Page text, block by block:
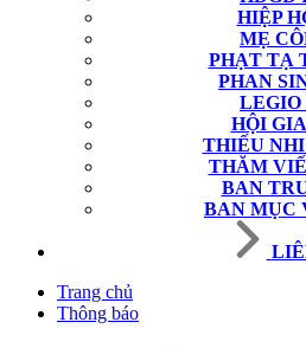
HIỆP
MẸ
PHẠT TẠ
PHAN
HỘI
THIẾU
THĂM
BAN
BAN MỤC
Trang chủ
Thông báo